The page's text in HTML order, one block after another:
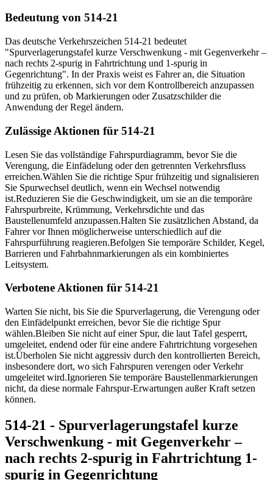
Bedeutung von 514-21
Das deutsche Verkehrszeichen 514-21 bedeutet
"Spurverlagerungstafel kurze Verschwenkung - mit Gegenverkehr –
nach rechts 2-spurig in Fahrtrichtung und 1-spurig in
Gegenrichtung". In der Praxis weist es Fahrer an, die Situation
frühzeitig zu erkennen, sich vor dem Kontrollbereich anzupassen
und zu prüfen, ob Markierungen oder Zusatzschilder die
Anwendung der Regel ändern.
Zulässige Aktionen für 514-21
Lesen Sie das vollständige Fahrspurdiagramm, bevor Sie die
Verengung, die Einfädelung oder den getrennten Verkehrsfluss
erreichen.Wählen Sie die richtige Spur frühzeitig und signalisieren
Sie Spurwechsel deutlich, wenn ein Wechsel notwendig
ist.Reduzieren Sie die Geschwindigkeit, um sie an die temporäre
Fahrspurbreite, Krümmung, Verkehrsdichte und das
Baustellenumfeld anzupassen.Halten Sie zusätzlichen Abstand, da
Fahrer vor Ihnen möglicherweise unterschiedlich auf die
Fahrspurführung reagieren.Befolgen Sie temporäre Schilder, Kegel,
Barrieren und Fahrbahnmarkierungen als ein kombiniertes
Leitsystem.
Verbotene Aktionen für 514-21
Warten Sie nicht, bis Sie die Spurverlagerung, die Verengung oder
den Einfädelpunkt erreichen, bevor Sie die richtige Spur
wählen.Bleiben Sie nicht auf einer Spur, die laut Tafel gesperrt,
umgeleitet, endend oder für eine andere Fahrtrichtung vorgesehen
ist.Überholen Sie nicht aggressiv durch den kontrollierten Bereich,
insbesondere dort, wo sich Fahrspuren verengen oder Verkehr
umgeleitet wird.Ignorieren Sie temporäre Baustellenmarkierungen
nicht, da diese normale Fahrspur-Erwartungen außer Kraft setzen
können.
514-21 - Spurverlagerungstafel kurze
Verschwenkung - mit Gegenverkehr –
nach rechts 2-spurig in Fahrtrichtung 1-
spurig in Gegenrichtung